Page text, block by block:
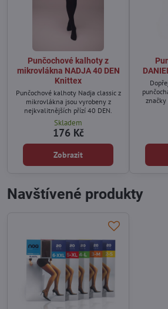
Punčochové kalhoty z
mikrovlákna NADJA 40 DEN
Knittex
Punčochové kalhoty Nadja classic z
mikrovlákna jsou vyrobeny z
nejkvalitnějších přízí 40 DEN.
Skladem
176 Kč
Zobrazit
Navštívené produkty